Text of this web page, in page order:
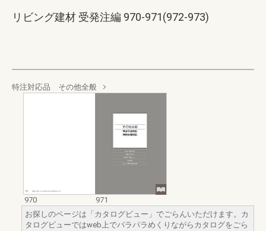
リビング建材 受発注編 970-971(972-973)
特注対応品 その他全般
970
971
お探しのページは「カタログビュー」でごらんいただけます。カ
タログビューではweb上でパラパラめくりながらカタログをごら